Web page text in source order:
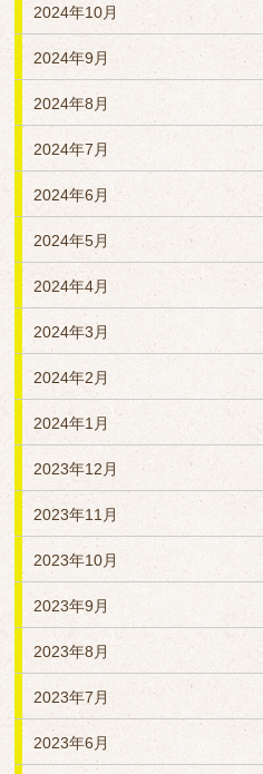
2024年10月
2024年9月
2024年8月
2024年7月
2024年6月
2024年5月
2024年4月
2024年3月
2024年2月
2024年1月
2023年12月
2023年11月
2023年10月
2023年9月
2023年8月
2023年7月
2023年6月